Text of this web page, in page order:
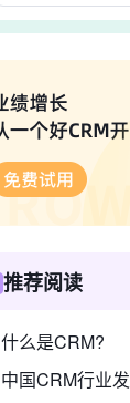
推荐阅读
什么是CRM?
中国CRM行业